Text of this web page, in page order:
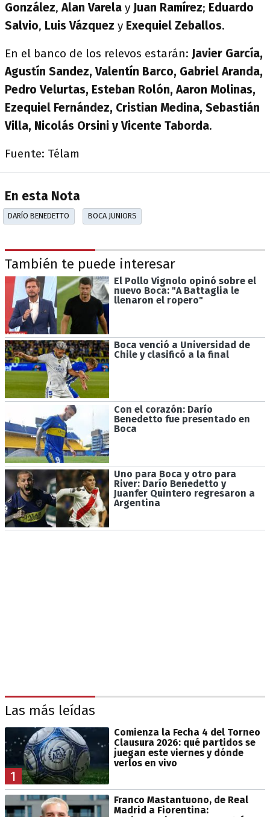
González,Alan Varela y Juan Ramírez; Eduardo
Salvio, Luis Vázquez y Exequiel Zeballos.
En el banco de los relevos estarán: Javier García,
Agustín Sandez, Valentín Barco, Gabriel Aranda,
Pedro Velurtas, Esteban Rolón, Aaron Molinas,
Ezequiel Fernández, Cristian Medina, Sebastián
Villa, Nicolás Orsini y Vicente Taborda.
Fuente: Télam
En esta Nota
DARÍO BENEDETTO BOCA JUNIORS
También te puede interesar
El Pollo Vignolo opinó sobre el
nuevo Boca: "A Battaglia le
llenaron el ropero"
Boca venció a Universidad de
Chile y clasificó a la final
Con el corazón: Darío
Benedetto fue presentado en
Boca
Uno para Boca y otro para
River: Darío Benedetto y
Juanfer Quintero regresaron a
Argentina
Las más leídas
1
Comienza la Fecha 4 del Torneo
Clausura 2026: qué partidos se
juegan este viernes y dónde
verlos en vivo
Franco Mastantuono, de Real
Madrid a Fiorentina: